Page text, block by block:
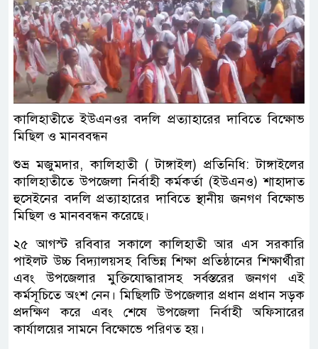
কালিহাতীতে ইউএনওর বদলি প্রত্যাহারের দাবিতে বিক্ষোভ
মিছিল ও মানববন্ধন
শুভ্র মজুমদার, কালিহাতী ( টাঙ্গাইল) প্রতিনিধি: টাঙ্গাইলের
কালিহাতীতে উপজেলা নির্বাহী কর্মকর্তা (ইউএনও) শাহাদাত
হুসেইনের বদলি প্রত্যাহারের দাবিতে স্থানীয় জনগণ বিক্ষোভ
মিছিল ও মানববন্ধন করেছে।
২৫ আগস্ট রবিবার সকালে কালিহাতী আর এস সরকারি
পাইলট উচ্চ বিদ্যালয়সহ বিভিন্ন শিক্ষা প্রতিষ্ঠানের শিক্ষার্থীরা
এবং উপজেলার মুক্তিযোদ্ধারাসহ সর্বস্তরের জনগণ এই
কর্মসূচিতে অংশ নেন। মিছিলটি উপজেলার প্রধান প্রধান সড়ক
প্রদক্ষিণ করে এবং শেষে উপজেলা নির্বাহী অফিসারের
কার্যালয়ের সামনে বিক্ষোভে পরিণত হয়।